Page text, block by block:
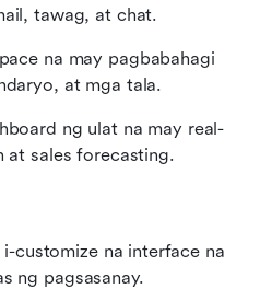
tawag, at chat.
na may pagbabahagi
at mga tala.
ng ulat na may real-
at sales forecasting.
customize na interface na
ng pagsasanay.